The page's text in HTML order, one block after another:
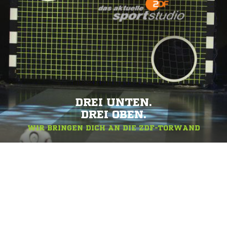
DREI UNTEN.
DREI OBEN.
WIR BRINGEN DICH AN DIE ZDF-TORWAND